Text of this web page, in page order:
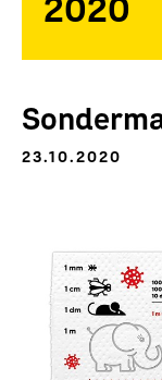
2020
23.10.2020